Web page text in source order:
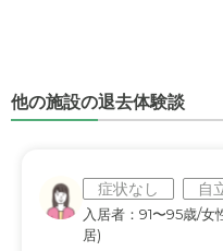
他の施設の退去体験談
症状なし 自
入居者：91〜95歳/
居)